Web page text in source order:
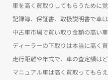
車を高く買取りしてもらうために
記録簿、保証書、取扱説明書で車
中古車市場で買い取り金額の高い
ディーラーの下取りは本当に高く
走行距離や年式で、車の査定額は
マニュアル車は高く買取ってもらえ